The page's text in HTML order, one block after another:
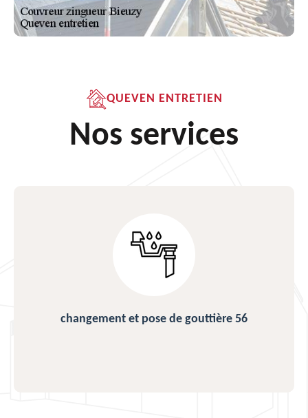
QUEVEN ENTRETIEN
Nos services
changement et pose de gouttière 56